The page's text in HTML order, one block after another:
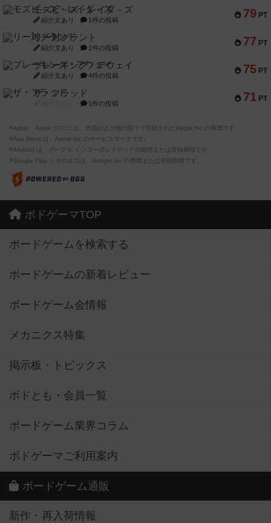
79 PT
モズビ－ズ・レイダ－ズ
紹介文あり 1件の投稿
77 PT
リー対グラント
紹介文あり 1件の投稿
75 PT
ブレーキング・アウェイ
紹介文あり 4件の投稿
71 PT
ザ・フラッド
1件の投稿
※Apple、Apple のロゴ は、米国および他の国々で登録されたApple Inc.の商標です。
※App Store は、Apple Inc.のサービスマークです。
※Android は、グーグル インコーポレイテッドの商標または登録商標です。
※Google Play とそのロゴは、Google Inc.の商標または登録商標です。
ボドゲーマTOP
ボードゲームを検索する
ボードゲームの新着レビュー
ボードゲーム会情報
メカニクス特集
掲示板・トピックス
ボドとも・会員一覧
ボードゲーム業界コラム
ボドゲーマご利用案内
ボードゲーム通販
新作・再入荷情報